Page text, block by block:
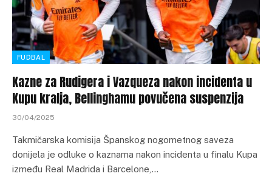
FUDBAL
Kazne za Rudigera i Vazqueza nakon incidenta u
Kupu kralja, Bellinghamu povučena suspenzija
30/04/2025
Takmičarska komisija Španskog nogometnog saveza
donijela je odluke o kaznama nakon incidenta u finalu Kupa
između Real Madrida i Barcelone,…